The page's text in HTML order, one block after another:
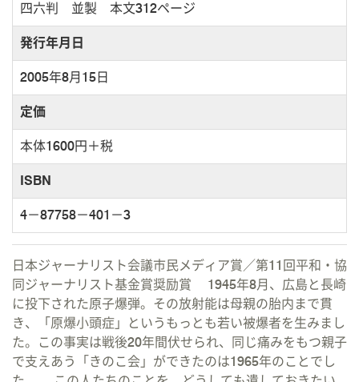
四六判 並製 本文312ページ
発行年月日
2005年8月15日
定価
本体1600円＋税
ISBN
4－87758－401－3
日本ジャーナリスト会議市民メディア賞／第11回平和・協
同ジャーナリスト基金賞奨励賞 1945年8月、広島と長崎
に投下された原子爆弾。その放射能は母親の胎内まで貫
き、「原爆小頭症」というもっとも若い被爆者を生みまし
た。この事実は戦後20年間伏せられ、同じ痛みをもつ親子
で支えあう「きのこ会」ができたのは1965年のことでし